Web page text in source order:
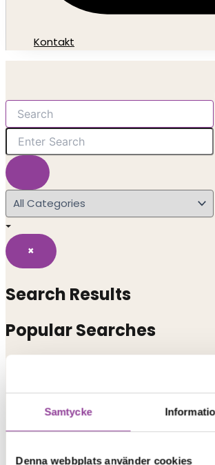
Samtycke
Denna webbplats använder cookies
Kontakt
×
Search Results
Popular Searches
iphone
xiaomi redmi